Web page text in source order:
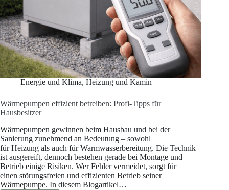
Energie und Klima, Heizung und Kamin
Wärmepumpen effizient betreiben: Profi-Tipps für
Hausbesitzer
Wärmepumpen gewinnen beim Hausbau und bei der
Sanierung zunehmend an Bedeutung – sowohl
für Heizung als auch für Warmwasserbereitung. Die Technik
ist ausgereift, dennoch bestehen gerade bei Montage und
Betrieb einige Risiken. Wer Fehler vermeidet, sorgt für
einen störungsfreien und effizienten Betrieb seiner
Wärmepumpe. In diesem Blogartikel…